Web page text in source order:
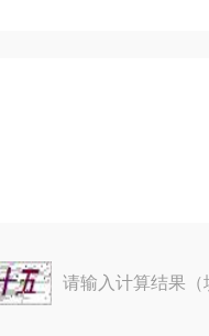
请输入计算结果